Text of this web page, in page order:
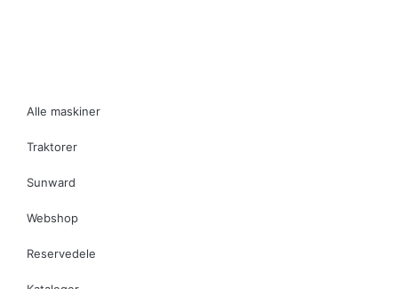
Alle maskiner
Traktorer
Sunward
Webshop
Reservedele